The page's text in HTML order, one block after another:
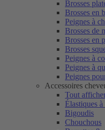
Brosses
Brosses en
Peignes à
Brosses de
Brosses en
Brosses
Peignes à
Peignes à
Peignes
Accessoires
Tout
Élastiques
Bigoudis
Chouchous